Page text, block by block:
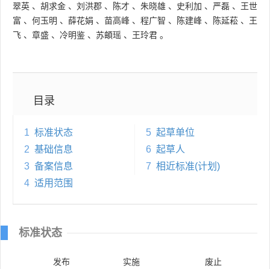
翠英 、 胡求金 、 刘洪郡 、 陈才 、 朱晓雄 、 史利加 、 严磊 、 王世
富 、 何玉明 、 薛花娟 、 苗高峰 、 程广智 、 陈建峰 、 陈延菘 、 王
飞 、 章盛 、 冷明鉴 、 苏頔瑶 、 王玲君 。
目录
1 标准状态
2 基础信息
3 备案信息
4 适用范围
5 起草单位
6 起草人
7 相近标准(计划)
标准状态
发布 实施 废止